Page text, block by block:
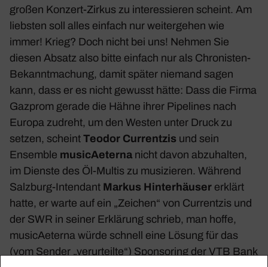
großen Konzert-Zirkus zu inter­es­sieren scheint. Am
liebsten soll alles einfach nur weiter­gehen wie
immer! Krieg? Doch nicht bei uns! Nehmen Sie
diesen Absatz also bitte einfach nur als Chro­nisten-
Bekannt­ma­chung, damit später niemand sagen
kann, dass er es nicht gewusst hätte: Dass die Firma
Gazprom gerade die Hähne ihrer Pipe­lines nach
Europa zudreht, um den Westen unter Druck zu
setzen, scheint Teodor Curr­entzis und sein
Ensemble musi­cAe­terna nicht davon abzu­halten,
im Dienste des Öl-Multis zu musi­zieren. Während
Salz­burg-Inten­dant Markus Hinter­häuser erklärt
hatte, er warte auf ein „Zeichen“ von Curr­entzis und
der SWR in seiner Erklä­rung schrieb, man hoffe,
musi­cAe­terna würde schnell eine Lösung für das
(vom Sender „verur­teilte“) Spon­so­ring der VTB Bank